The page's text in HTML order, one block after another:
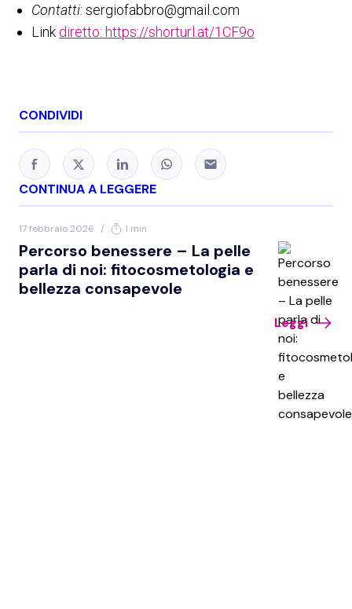
Contatti: sergiofabbro@gmail.com
Link diretto: https://shorturl.at/1CF9o
CONTINUA A LEGGERE
17 febbraio 2026 / 1 min
Percorso benessere – La pelle
parla di noi: fitocosmetologia e
bellezza consapevole
Leggi
CONDIVIDI